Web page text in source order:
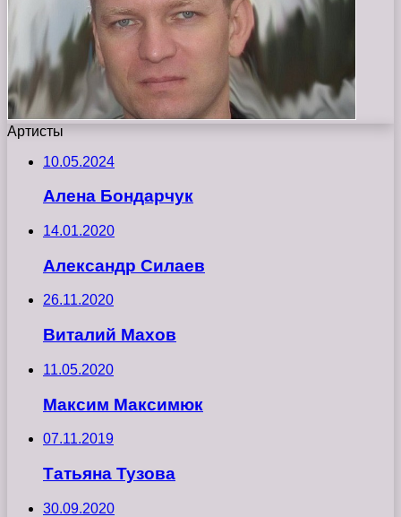
Артисты
10.05.2024
Алена Бондарчук
14.01.2020
Александр Силаев
26.11.2020
Виталий Махов
11.05.2020
Максим Максимюк
07.11.2019
Татьяна Тузова
30.09.2020